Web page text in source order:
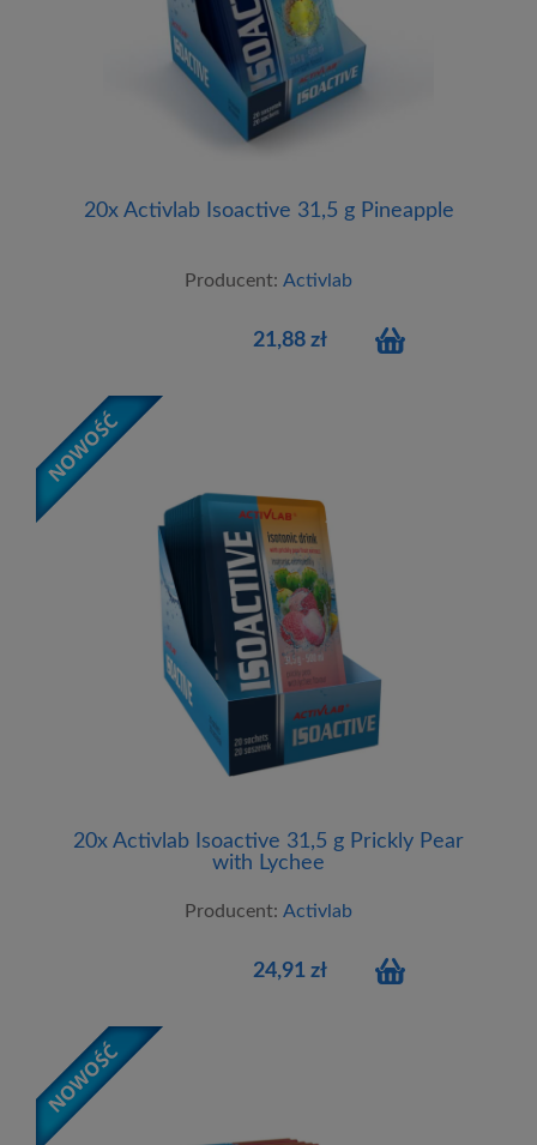
20x Activlab Isoactive 31,5 g Pineapple
Producent: Activlab
21,88 zł
20x Activlab Isoactive 31,5 g Prickly Pear
with Lychee
Producent: Activlab
24,91 zł